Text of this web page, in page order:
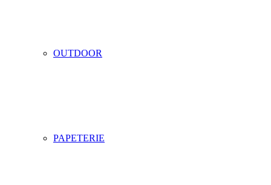
OUTDOOR
PAPETERIE